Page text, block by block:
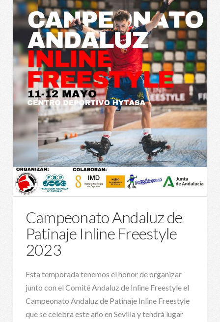
Campeonato Andaluz de
Patinaje Inline Freestyle
2023
Esta temporada tenemos el honor de organizar
junto con el Comité Andaluz de Inline Freestyle el
Campeonato Andaluz de Patinaje Inline Freestyle
que se celebra este año en Sevilla y tendrá lugar